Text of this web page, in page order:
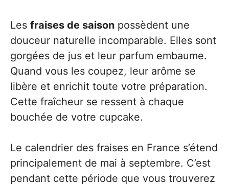
Les fraises de saison possèdent une
douceur naturelle incomparable. Elles sont
gorgées de jus et leur parfum embaume.
Quand vous les coupez, leur arôme se
libère et enrichit toute votre préparation.
Cette fraîcheur se ressent à chaque
bouchée de votre cupcake.
Le calendrier des fraises en France s’étend
principalement de mai à septembre. C’est
pendant cette période que vous trouverez